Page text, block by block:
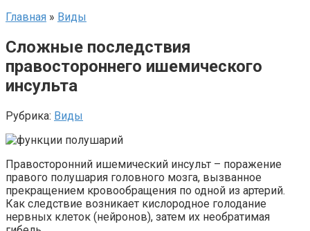
Главная » Виды
Сложные последствия
правостороннего ишемического
инсульта
Рубрика: Виды
Правосторонний ишемический инсульт – поражение
правого полушария головного мозга, вызванное
прекращением кровообращения по одной из артерий.
Как следствие возникает кислородное голодание
нервных клеток (нейронов), затем их необратимая